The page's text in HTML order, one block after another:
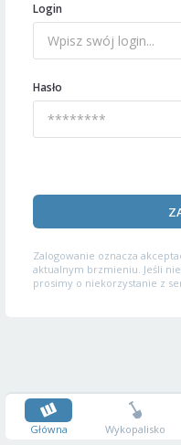
Login
Hasło
Zalogowanie oznacza
aktualnym brzmieniu. Jeśli
prosimy o niekorzystanie z
Główna Wykopalisko